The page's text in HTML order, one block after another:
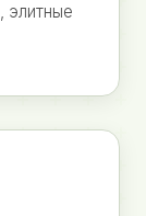
элитные